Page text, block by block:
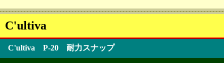
C'ultiva
C'ultiva P-20 耐力スナップ